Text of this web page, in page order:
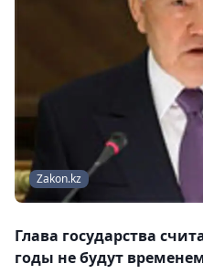
Zakon.kz
Глава государства
годы не будут